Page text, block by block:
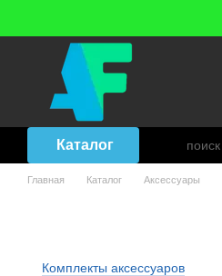
Каталог
Главная Каталог Аксессуары
Комплекты аксессуаров